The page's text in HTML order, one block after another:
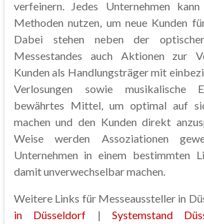
verfeinern. Jedes Unternehmen
Methoden nutzen, um neue Kunden
Dabei stehen neben der
Messestandes auch Aktionen zur
Kunden als Handlungsträger mit
Verlosungen sowie musikalische
bewährtes Mittel, um optimal auf
machen und den Kunden direkt
Weise werden Assoziationen
Unternehmen in einem bestimmten
damit unverwechselbar machen.
Weitere Links für Messeaussteller in
in Düsseldorf | Systemstand